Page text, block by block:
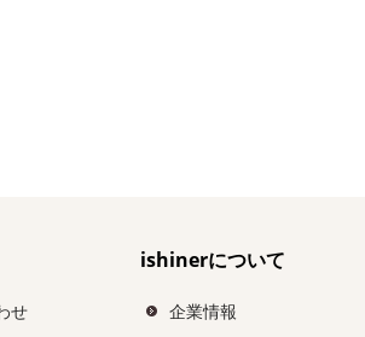
せ
ishinerについて
企業情報